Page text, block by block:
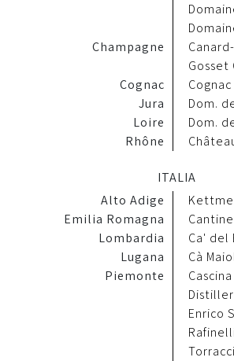
Champagne
Gosset
Cognac
Jura
Dom.
Loire
Dom.
Rhône
ITALIA
Alto Adige
Emilia Romagna
Lombardia
Ca' del
Lugana
Cà
Piemonte
Enrico